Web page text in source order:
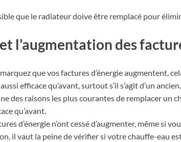
que le radiateur doive être remplacé pour
et l’augmentation des
que vos factures d’énergie augmentent,
efficace qu’avant, surtout s’il s’agit d’un ancien.
des raisons les plus courantes de remplacer un
qu’avant.
d’énergie n’ont cessé d’augmenter, même si
il vaut la peine de vérifier si votre chauffe-eau